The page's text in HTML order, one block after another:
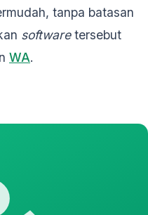
tanpa batasan
softwaretersebut
WA.